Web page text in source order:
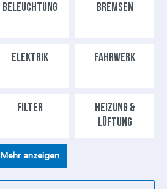
BELEUCHTUNG BREMSEN
ELEKTRIK FAHRWERK
FILTER
HEIZUNG &
LÜFTUNG
Mehr anzeigen